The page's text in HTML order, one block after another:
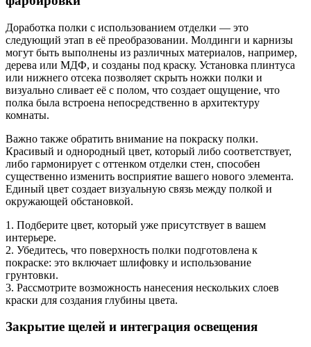
Доработка полки с использованием отделки — это
следующий этап в её преобразовании. Молдинги и карнизы
могут быть выполнены из различных материалов, например,
дерева или МДФ, и созданы под краску. Установка плинтуса
или нижнего отсека позволяет скрыть ножки полки и
визуально сливает её с полом, что создает ощущение, что
полка была встроена непосредственно в архитектуру
комнаты.
Важно также обратить внимание на покраску полки.
Красивый и однородный цвет, который либо соответствует,
либо гармонирует с оттенком отделки стен, способен
существенно изменить восприятие вашего нового элемента.
Единый цвет создает визуальную связь между полкой и
окружающей обстановкой.
1. Подберите цвет, который уже присутствует в вашем
интерьере.
2. Убедитесь, что поверхность полки подготовлена к
покраске: это включает шлифовку и использование
грунтовки.
3. Рассмотрите возможность нанесения нескольких слоев
краски для создания глубины цвета.
Закрытие щелей и интеграция освещения